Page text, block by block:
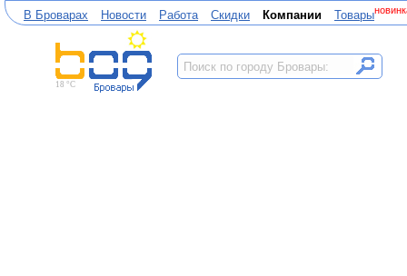
В Броварах Новости Работа Скидки Компании Товары
18 °C